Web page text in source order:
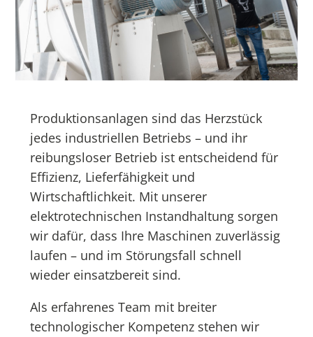
Produktionsanlagen sind das Herzstück
jedes industriellen Betriebs – und ihr
reibungsloser Betrieb ist entscheidend für
Effizienz, Lieferfähigkeit und
Wirtschaftlichkeit. Mit unserer
elektrotechnischen Instandhaltung sorgen
wir dafür, dass Ihre Maschinen zuverlässig
laufen – und im Störungsfall schnell
wieder einsatzbereit sind.
Als erfahrenes Team mit breiter
technologischer Kompetenz stehen wir